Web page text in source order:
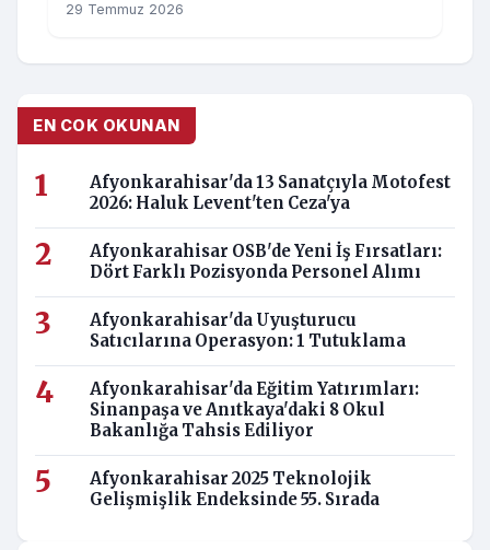
29 Temmuz 2026
EN COK OKUNAN
Afyonkarahisar'da 13 Sanatçıyla Motofest
2026: Haluk Levent'ten Ceza'ya
Afyonkarahisar OSB'de Yeni İş Fırsatları:
Dört Farklı Pozisyonda Personel Alımı
Afyonkarahisar'da Uyuşturucu
Satıcılarına Operasyon: 1 Tutuklama
Afyonkarahisar'da Eğitim Yatırımları:
Sinanpaşa ve Anıtkaya'daki 8 Okul
Bakanlığa Tahsis Ediliyor
Afyonkarahisar 2025 Teknolojik
Gelişmişlik Endeksinde 55. Sırada